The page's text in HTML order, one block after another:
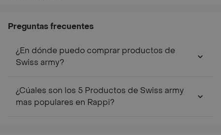
Preguntas frecuentes
¿En dónde puedo comprar productos de
Swiss army?
¿Cúales son los 5 Productos de Swiss army
mas populares en Rappi?